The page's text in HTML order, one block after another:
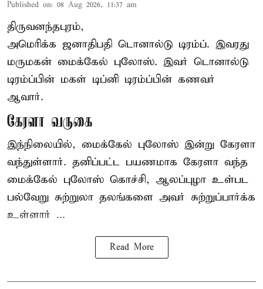
Published on: 08 Aug 2026, 11:37 am
திருவனந்தபுரம்,
அமெரிக்க ஜனாதிபதி டொனால்டு டிரம்ப். இவரது
மருமகன் மைக்கேல் புலோஸ். இவர் டொனால்டு
டிரம்ப்பின் மகள் டிப்னி டிரம்ப்பின் கணவர்
ஆவார்.
கேரளா வருகை
இந்நிலையில், மைக்கேல் புலோஸ் இன்று கேரளா
வந்துள்ளார். தனிப்பட்ட பயணமாக கேரளா வந்த
மைக்கேல் புலோஸ் கொச்சி, ஆலப்புழா உள்பட
பல்வேறு சுற்றுலா தலங்களை அவர் சுற்றுப்பார்க்க
உள்ளார் ...
Read More